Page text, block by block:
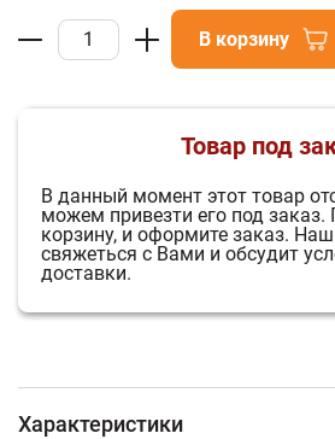
В корзину
Товар под
В данный момент этот товар
можем привезти его под заказ.
корзину, и оформите заказ.
свяжеться с Вами и обсудит
доставки.
Характеристики